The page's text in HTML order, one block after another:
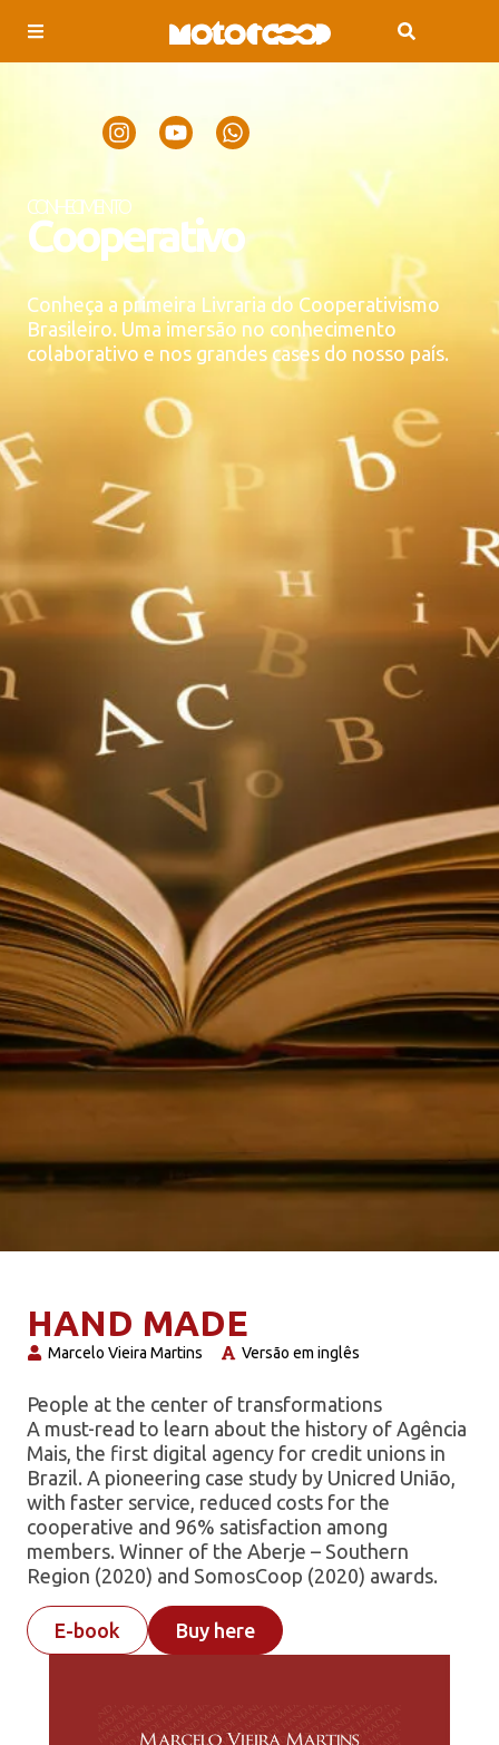
CONHECIMENTO
Cooperativo
Conheça a primeira Livraria do Cooperativismo
Brasileiro. Uma imersão no conhecimento
colaborativo e nos grandes cases do nosso país.
HAND MADE
Marcelo Vieira Martins Versão em inglês
People at the center of transformations
A must-read to learn about the history of Agência
Mais, the first digital agency for credit unions in
Brazil. A pioneering case study by Unicred União,
with faster service, reduced costs for the
cooperative and 96% satisfaction among
members. Winner of the Aberje – Southern
Region (2020) and SomosCoop (2020) awards.
E-book Buy here